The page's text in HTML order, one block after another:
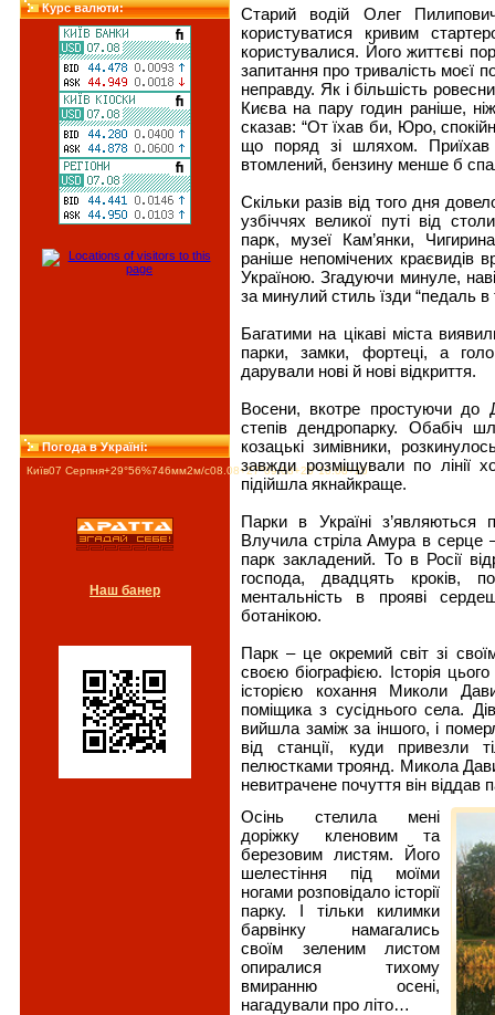
Курс валюти:
Погода в Україні:
Київ07 Серпня+29°56%746мм2м/c08.08+27°09.08+26°10.08+26°
Наш банер
Старий водій Олег
користуватися кривим
користувалися. Його життєві
запитання про тривалість моєї
неправду. Як і більшість
Києва на пару годин раніше,
сказав: “От їхав би, Юро,
що поряд зі шляхом. Приїхав
втомлений, бензину менше б
Скільки разів від того дня
узбіччях великої путі від
парк, музеї Кам’янки,
раніше непомічених краєвидів
Україною. Згадуючи минуле,
за минулий стиль їзди “педаль в
Багатими на цікаві міста
парки, замки, фортеці, а
дарували нові й нові відкриття.
Восени, вкотре простуючи до
степів дендропарку. Обабіч
козацькі зимівники,
завжди розміщували по лінії
підійшла якнайкраще.
Парки в Україні з’являються
Влучила стріла Амура в серце
парк закладений. То в Росії
господа, двадцять кроків,
ментальність в прояві
ботанікою.
Парк – це окремий світ зі
своєю біографією. Історія
історією кохання Миколи
поміщика з сусіднього села.
вийшла заміж за іншого, і
від станції, куди привезли
пелюстками троянд. Микола
невитрачене почуття він віддав
Осінь стелила мені
доріжку кленовим та
березовим листям. Його
шелестіння під моїми
ногами розповідало історії
парку. І тільки килимки
барвінку намагались
своїм зеленим листом
опиралися тихому
вмиранню осені,
нагадували про літо…